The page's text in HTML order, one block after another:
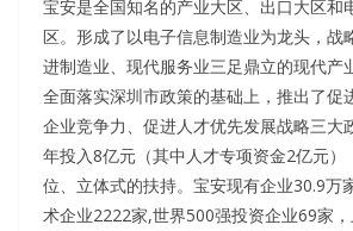
宝安是全国知名的产业大区、出口大区和
区。形成了以电子信息制造业为龙头，战
进制造业、现代服务业三足鼎立的现代产
全面落实深圳市政策的基础上，推出了促
企业竞争力、促进人才优先发展战略三大
年投入8亿元（其中人才专项资金2亿元）
位、立体式的扶持。宝安现有企业30.9万
术企业2222家,世界500强投资企业69家